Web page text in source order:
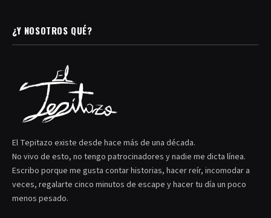
¿Y NOSOTROS QUÉ?
El Tepitazo existe desde hace más de una década.
No vivo de esto, no tengo patrocinadores y nadie me dicta línea.
Escribo porque me gusta contar historias, hacer reír, incomodar a
veces, regalarte cinco minutos de escape y hacer tu día un poco
menos pesado.